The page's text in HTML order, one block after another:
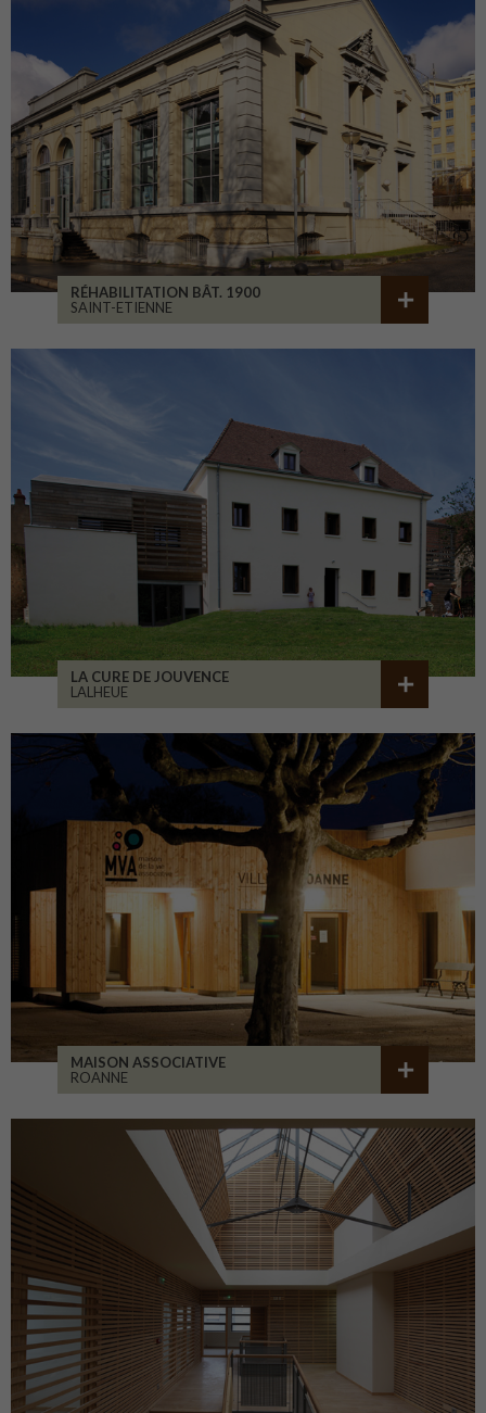
RÉHABILITATION BÂT. 1900
SAINT-ETIENNE
LA CURE DE JOUVENCE
LALHEUE
MAISON ASSOCIATIVE
ROANNE